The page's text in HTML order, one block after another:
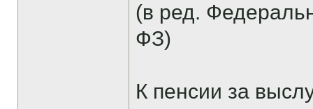
(в ред.
ФЗ)
К пенсии за